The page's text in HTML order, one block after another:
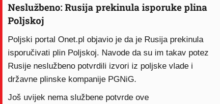
Neslužbeno: Rusija prekinula isporuke plina
Poljskoj
Poljski portal Onet.pl objavio je da je Rusija prekinula
isporučivati plin Poljskoj. Navode da su im takav potez
Rusije neslužbeno potvrdili izvori iz poljske vlade i
državne plinske kompanije PGNiG.
Još uvijek nema službene potvrde ove